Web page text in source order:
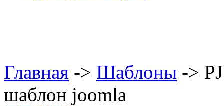
Главная -> Шаблоны ->
шаблон joomla